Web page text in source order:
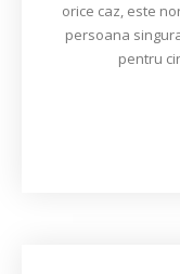
orice caz, este
persoana
pentru